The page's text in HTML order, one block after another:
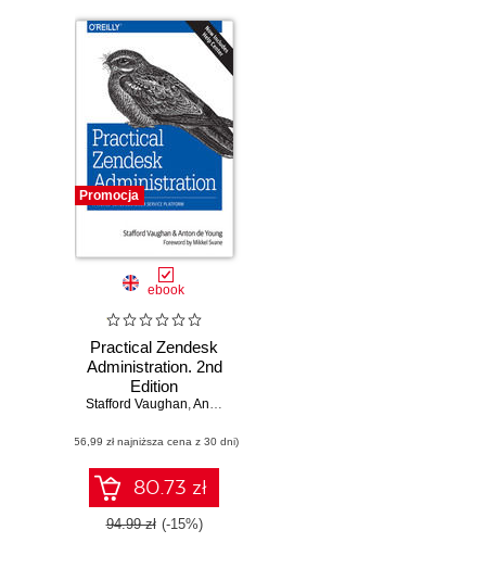
Promocja
ebook
Practical Zendesk
Administration. 2nd
Edition
Stafford Vaughan,Anton de Young
(56,99 zł najniższa cena z 30 dni)
80.73 zł
94.99 zł (-15%)